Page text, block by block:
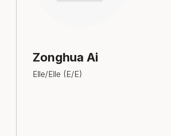
Zonghua Ai
Elle/Elle (E/E)